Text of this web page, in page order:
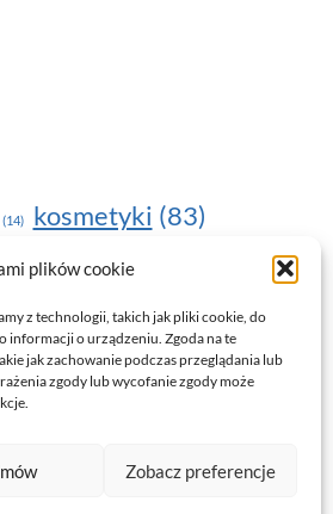
plików cookie
z technologii, takich jak pliki cookie, do
informacji o urządzeniu. Zgoda na te
jak zachowanie podczas przeglądania lub
zgody lub wycofanie zgody może
Zobacz preferencje
(14) kosmetyki (83)
nawilżanie skóry (22)
pielęgnacja dłoni (14)
C (24)
prywatności i RODO